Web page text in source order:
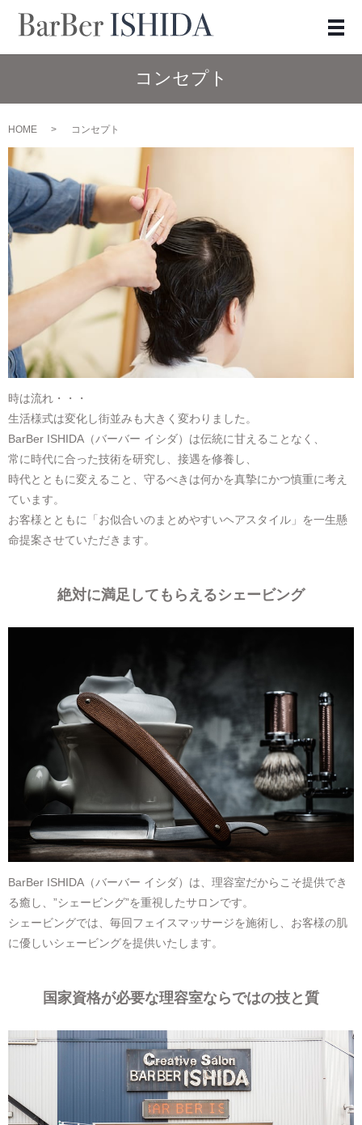
メ
コンセプト
HOME コンセプト
時は流れ・・・
生活様式は変化し街並みも大きく変わりました。
BarBer ISHIDA（バーバー イシダ）は伝統に甘えることなく、
常に時代に合った技術を研究し、接遇を修養し、
時代とともに変えること、守るべきは何かを真摯にかつ慎重に考え
ています。
お客様とともに「お似合いのまとめやすいヘアスタイル」を一生懸
命提案させていただきます。
絶対に満足してもらえるシェービング
BarBer ISHIDA（バーバー イシダ）は、理容室だからこそ提供でき
る癒し、”シェービング”を重視したサロンです。
シェービングでは、毎回フェイスマッサージを施術し、お客様の肌
に優しいシェービングを提供いたします。
国家資格が必要な理容室ならではの技と質